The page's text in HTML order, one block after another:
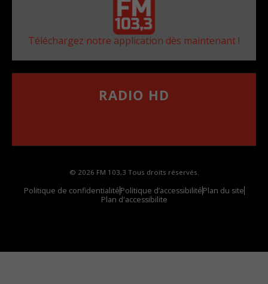
Téléchargez notre application dès maintenant !
RADIO HD
© 2026 FM 103,3 Tous droits réservés.
Politique de confidentialitéPolitique d’accessibilitéPlan du site
Plan d'accessibilite